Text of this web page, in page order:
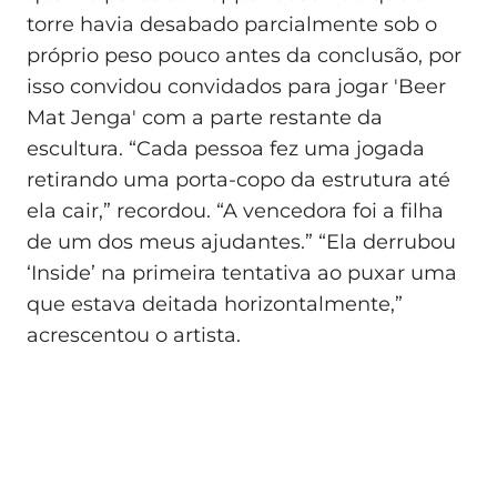
torre havia desabado parcialmente sob o
próprio peso pouco antes da conclusão, por
isso convidou convidados para jogar 'Beer
Mat Jenga' com a parte restante da
escultura. “Cada pessoa fez uma jogada
retirando uma porta-copo da estrutura até
ela cair,” recordou. “A vencedora foi a filha
de um dos meus ajudantes.” “Ela derrubou
‘Inside’ na primeira tentativa ao puxar uma
que estava deitada horizontalmente,”
acrescentou o artista.